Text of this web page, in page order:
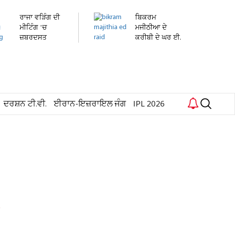
ਰਾਜਾ ਵੜਿੰਗ ਦੀ
ਮੀਟਿੰਗ 'ਚ
ਜ਼ਬਰਦਸਤ
ਬਿਕਰਮ
ਮਜੀਠੀਆ ਦੇ
ਕਰੀਬੀ ਦੇ ਘਰ ਈ.
ਦਰਸ਼ਨ ਟੀ.ਵੀ. ਈਰਾਨ-ਇਜ਼ਰਾਇਲ ਜੰਗ IPL 2026